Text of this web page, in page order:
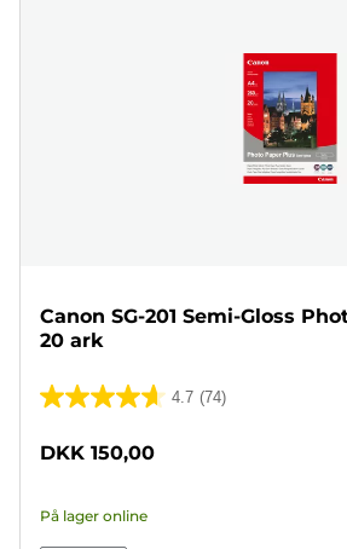
Canon SG-201 Semi-Gloss
20 ark
4.7 (74)
4.7
af
stjerner.
DKK 150,00
På lager online